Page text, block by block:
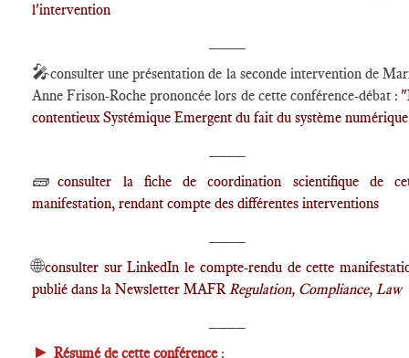
l'intervention
🎤consulter une présentation de la seconde intervention de
Anne Frison-Roche prononcée lors de cette conférence-débat :
contentieux Systémique Emergent du fait du système
🧱consulter la fiche de coordination scientifique de
manifestation, rendant compte des différentes interventions
🌐consulter sur LinkedIn le compte-rendu de cette
publié dans la Newsletter MAFRRegulation, Compliance, Law
► Résumé de cette conférence :